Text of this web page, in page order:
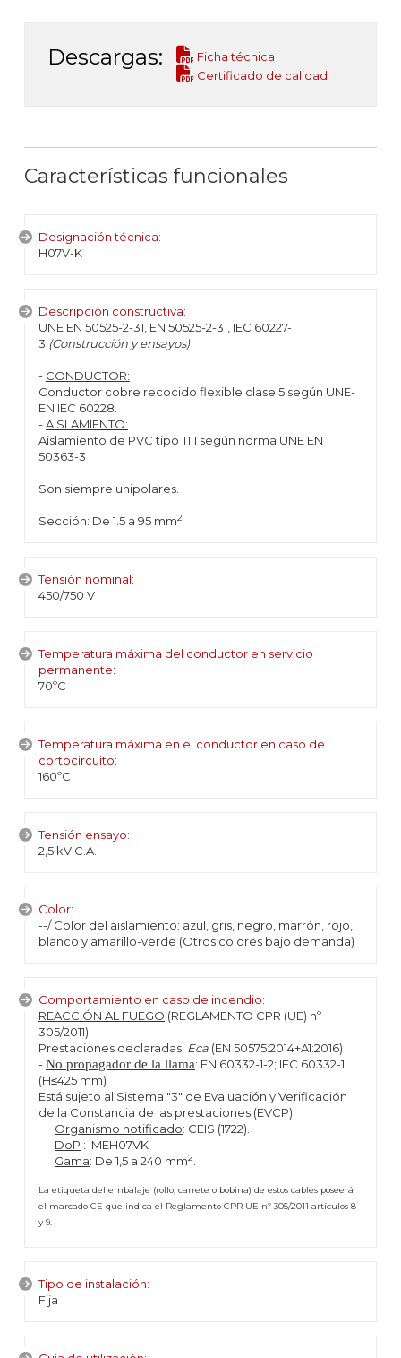
Descargas:
Ficha técnica
Certificado de calidad
Características funcionales
Designación técnica:
H07V-K
Descripción constructiva:
UNE EN 50525-2-31, EN 50525-2-31, IEC 60227-
3 (Construcción y ensayos)
- CONDUCTOR:
Conductor cobre recocido flexible clase 5 según UNE-
EN IEC 60228.
-AISLAMIENTO:
Aislamiento de PVC tipo TI 1 según norma UNE EN
50363-3
Son siempre unipolares.
Sección: De 1.5 a 95 mm2
Tensión nominal:
450/750 V
Temperatura máxima del conductor en servicio
permanente:
70ºC
Temperatura máxima en el conductor en caso de
cortocircuito:
160ºC
Tensión ensayo:
2,5 kV C.A.
Color:
--/ Color del aislamiento: azul, gris, negro, marrón, rojo,
blanco y amarillo-verde (Otros colores bajo demanda)
Comportamiento en caso de incendio:
REACCIÓN AL FUEGO (REGLAMENTO CPR (UE) nº
305/2011):
Prestaciones declaradas: Eca (EN 50575:2014+A1:2016)
-No propagador de la llama: EN 60332-1-2; IEC 60332-1
(H≤425 mm)
Está sujeto al Sistema "3" de Evaluación y Verificación
de la Constancia de las prestaciones (EVCP)
Organismo notificado: CEIS (1722).
DoP : MEH07VK
Gama: De 1,5 a 240 mm2
La etiqueta del embalaje (rollo, carrete o bobina) de estos cables poseerá
el marcado CE que indica el Reglamento CPR UE nº 305/2011 artículos 8
y 9.
Tipo de instalación:
Fija